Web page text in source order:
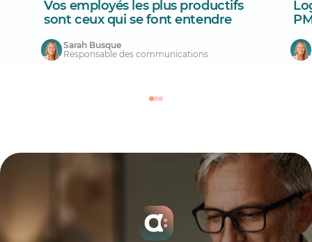
Vos employés les plus productifs
sont ceux qui se font entendre
Sarah Busque
Responsable des communications